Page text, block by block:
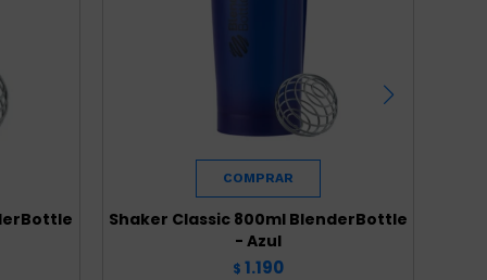
Shaker Classic 800ml BlenderBottle
- Azul
$ 1.190